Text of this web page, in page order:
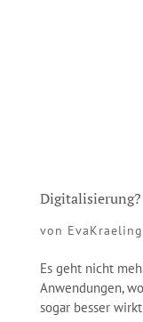
von EvaKraeling
Es geht nicht
Anwendungen,
sogar besser